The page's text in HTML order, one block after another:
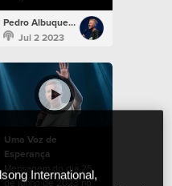
Pedro Albuquerque
Jul 2 2023
Uma Voz de
Esperança
Mensagem do dia 25
de junho de 2023 no
International,